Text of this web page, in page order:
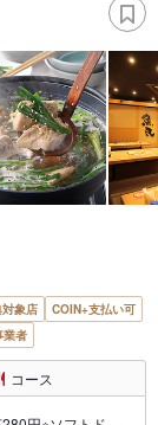
象店
COIN+支払い可
業者
コース